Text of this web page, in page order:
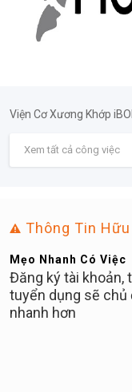
Viện Cơ Xương Khớp
Xem tất cả công việc
Thông Tin
Mẹo Nhanh Có Việc
Đăng ký tài khoản,
tuyển dụng sẽ
nhanh hơn